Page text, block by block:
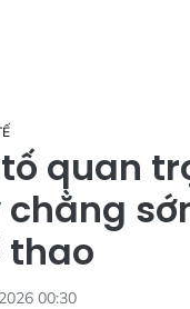
quan
thao
00:30